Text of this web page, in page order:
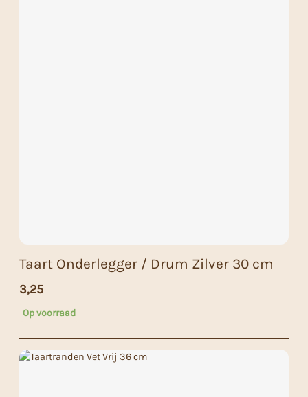
Taart Onderlegger / Drum Zilver 30 cm
3,25
Op voorraad